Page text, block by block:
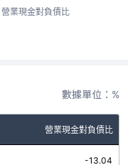
營業現金對負債比
數據單位：%
營業現金對負債比
-13.04